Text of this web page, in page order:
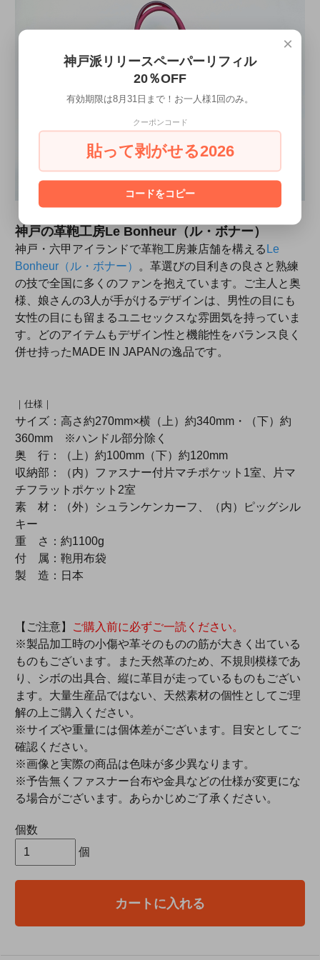
神戸の革鞄工房Le Bonheur（ル・ボナー）
神戸・六甲アイランドで革鞄工房兼店舗を構える Le
Bonheur（ル・ボナー）
。革選びの目利きの良さと熟練
の技で全国に多くのファンを抱えています。ご主人と奥
様、娘さんの3人が手がけるデザインは、男性の目にも
女性の目にも留まるユニセックスな雰囲気を持っていま
す。どのアイテムもデザイン性と機能性をバランス良く
併せ持ったMADE IN JAPANの逸品です。
｜仕様｜
サイズ：高さ約270mm×横（上）約340mm・（下）約
360mm ※ハンドル部分除く
奥 行：（上）約100mm（下）約120mm
収納部：（内）ファスナー付片マチポケット1室、片マ
チフラットポケット2室
素 材：（外）シュランケンカーフ、（内）ピッグシル
キー
重 さ：約1100g
付 属：鞄用布袋
製 造：日本
【ご注意】
ご購入前に必ずご一読ください。
※製品加工時の小傷や革そのものの筋が大きく出ている
ものもございます。また天然革のため、不規則模様であ
り、シボの出具合、縦に革目が走っているものもござい
ます。大量生産品ではない、天然素材の個性としてご理
解の上ご購入ください。
※サイズや重量には個体差がございます。目安としてご
確認ください。
※画像と実際の商品は色味が多少異なります。
※予告無くファスナー台布や金具などの仕様が変更にな
る場合がございます。あらかじめご了承ください。
個数
個
カートに入れる
×
神戸派リリースペーパーリフィル
20％OFF
有効期限は8月31日まで！お一人様1回のみ。
クーポンコード
貼って剥がせる2026
コードをコピー